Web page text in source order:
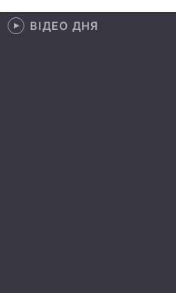
ВІДЕО ДНЯ